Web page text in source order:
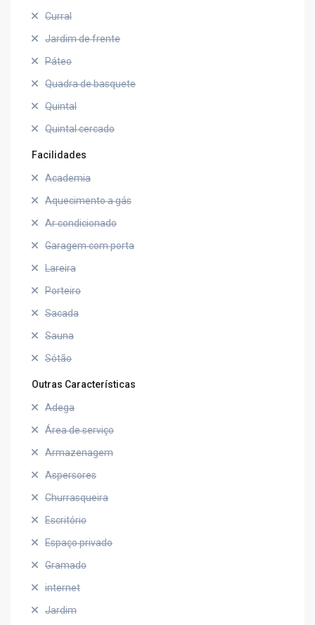
Curral
Jardim de frente
Páteo
Quadra de basquete
Quintal
Quintal cercado
Facilidades
Academia
Aquecimento a gás
Ar condicionado
Garagem com porta
Lareira
Porteiro
Sacada
Sauna
Sótão
Outras Características
Adega
Área de serviço
Armazenagem
Aspersores
Churrasqueira
Escritório
Espaço privado
Gramado
internet
Jardim